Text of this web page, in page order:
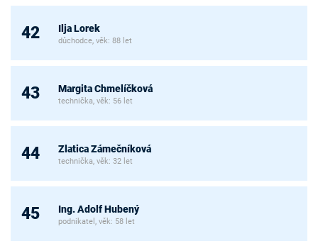
42 Ilja Lorek
důchodce, věk: 88 let
43 Margita Chmelíčková
technička, věk: 56 let
44 Zlatica Zámečníková
technička, věk: 32 let
45 Ing. Adolf Hubený
podnikatel, věk: 58 let